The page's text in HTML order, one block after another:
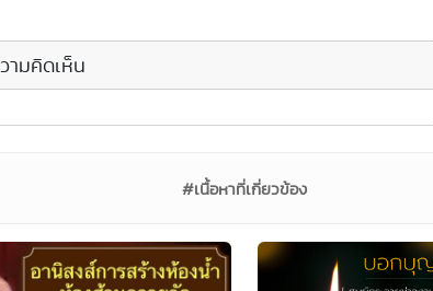
ามคิดเห็น
#เนื้อหาที่เกี่ยวข้อง